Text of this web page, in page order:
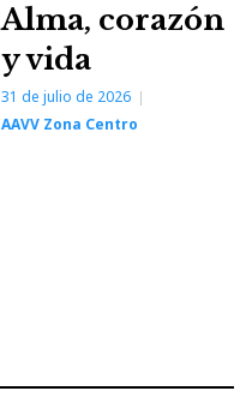
Alma, corazón
y vida
31 de julio de 2026
AAVV Zona Centro